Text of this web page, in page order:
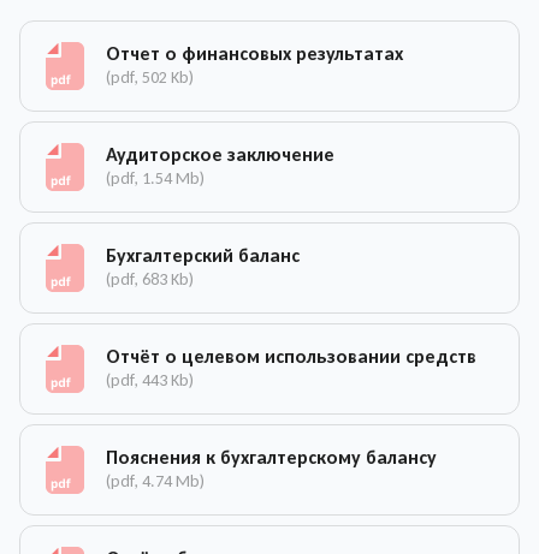
Отчет о финансовых результатах
(pdf, 502 Kb)
Аудиторское заключение
(pdf, 1.54 Mb)
Бухгалтерский баланс
(pdf, 683 Kb)
Отчёт о целевом использовании средств
(pdf, 443 Kb)
Пояснения к бухгалтерскому балансу
(pdf, 4.74 Mb)